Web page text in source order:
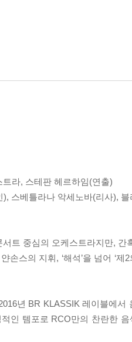
라, 스테판 헤르하임(연출)
스베틀라나 악세노바(리사),
트 중심의 오케스트라지만,
스의 지휘, ‘해석’을 넘어 ‘
년 BR KLASSIK 레이블에
인 템포로 RCO만의 찬란한